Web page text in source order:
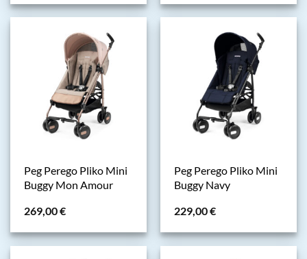
Peg Perego Pliko Mini
Buggy Mon Amour
269,00€
Peg Perego Pliko Mini
Buggy Navy
229,00€